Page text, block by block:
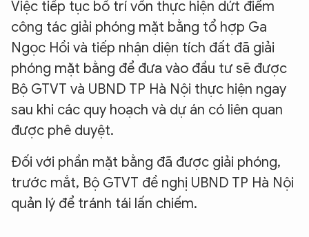
Việc tiếp tục bố trí vốn thực hiện dứt điểm
công tác giải phóng mặt bằng tổ hợp Ga
Ngọc Hồi và tiếp nhận diện tích đất đã giải
phóng mặt bằng để đưa vào đầu tư sẽ được
Bộ GTVT và UBND TP Hà Nội thực hiện ngay
sau khi các quy hoạch và dự án có liên quan
được phê duyệt.
Đối với phần mặt bằng đã được giải phóng,
trước mắt, Bộ GTVT đề nghị UBND TP Hà Nội
quản lý để tránh tái lấn chiếm.